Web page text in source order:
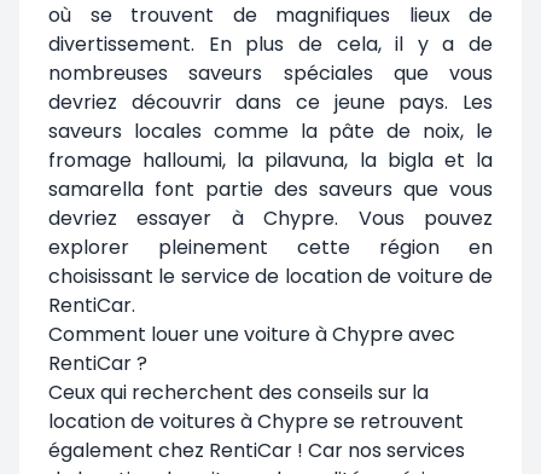
où se trouvent de magnifiques lieux de
divertissement. En plus de cela, il y a de
nombreuses saveurs spéciales que vous
devriez découvrir dans ce jeune pays. Les
saveurs locales comme la pâte de noix, le
fromage halloumi, la pilavuna, la bigla et la
samarella font partie des saveurs que vous
devriez essayer à Chypre. Vous pouvez
explorer pleinement cette région en
choisissant le service de location de voiture de
RentiCar.
Comment louer une voiture à Chypre avec
RentiCar ?
Ceux qui recherchent des conseils sur la
location de voitures à Chypre se retrouvent
également chez RentiCar ! Car nos services